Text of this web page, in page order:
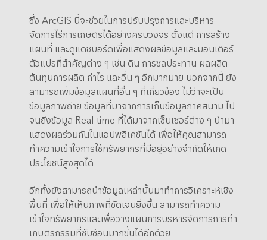
ซึ่ง ArcGIS นี้จะช่วยในการปรับปรุงการและบริหาร
จัดการไร่การเกษตรได้อย่างครบวงจร ตั้งแต่ การสร้าง
แผนที่ และดูแดชบอร์ดเพื่อแสดงผลข้อมูลและมอนิเตอร์
ตัวแปรที่สำคัญต่าง ๆ เช่น ดิน การชลประทาน ผลผลิต
ต้นทุนการผลิต กำไร และอื่น ๆ อีกมากมาย นอกจากนี้ ยัง
สามารถเพิ่มข้อมูลแผนที่อื่น ๆ ที่เกี่ยวข้อง ไม่ว่าจะเป็น
ข้อมูลภาพถ่าย ข้อมูลที่มาจากการเก็บข้อมูลภาคสนาม ไป
จนถึงข้อมูล Real-time ที่ได้มาจากเซ็นเซอร์ต่าง ๆ นำมา
แสดงผลร่วมกันในแอปพลิเคชันได้ เพื่อให้คุณสามารถ
ทำความเข้าใจการใช้ทรัพยากรที่มีอยู่อย่างจำกัดให้เกิด
ประโยชน์สูงสุดได้
อีกทั้งยังสามารถนำข้อมูลเหล่านั้นมาทำการวิเคราะห์เชิง
พื้นที่ เพื่อให้เห็นภาพที่ชัดเจนยิ่งขึ้น สามารถทำความ
เข้าใจทรัพยากรและเพื่อวางแผนการบริหารจัดการการทำ
เกษตรกรรมที่ซับซ้อนมากขึ้นได้อีกด้วย